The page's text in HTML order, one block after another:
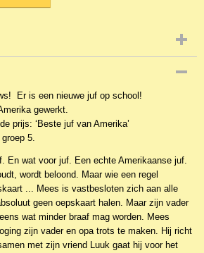
Er is een nieuwe juf op school!
gewerkt.
prijs: ‘Beste juf van Amerika’
5.
En wat voor juf. Een echte Amerikaanse juf.
wordt beloond. Maar wie een regel
... Mees is vastbesloten zich aan alle
geen oepskaart halen. Maar zijn vader
wat minder braaf mag worden. Mees
zijn vader en opa trots te maken. Hij richt
met zijn vriend Luuk gaat hij voor het